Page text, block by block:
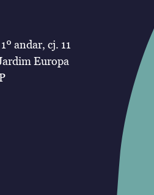
andar, cj. 11
Europa